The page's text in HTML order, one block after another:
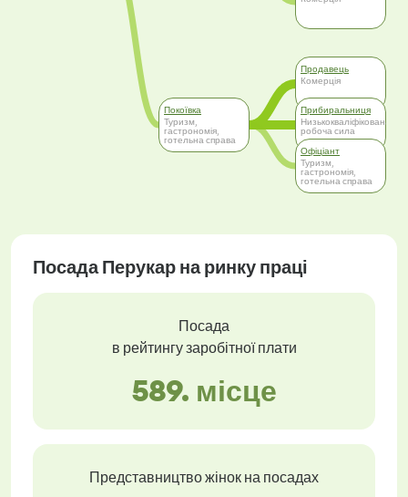
Покоївка
Туризм,
гастрономія,
готельна справа
Продавець
Комерція
Прибиральниця
Низькокваліфікована
робоча сила
Офіціант
Туризм,
гастрономія,
готельна справа
Посада Перукар на ринку праці
Посада
в рейтингу заробітної плати
589. місце
Представництво жінок на посадах